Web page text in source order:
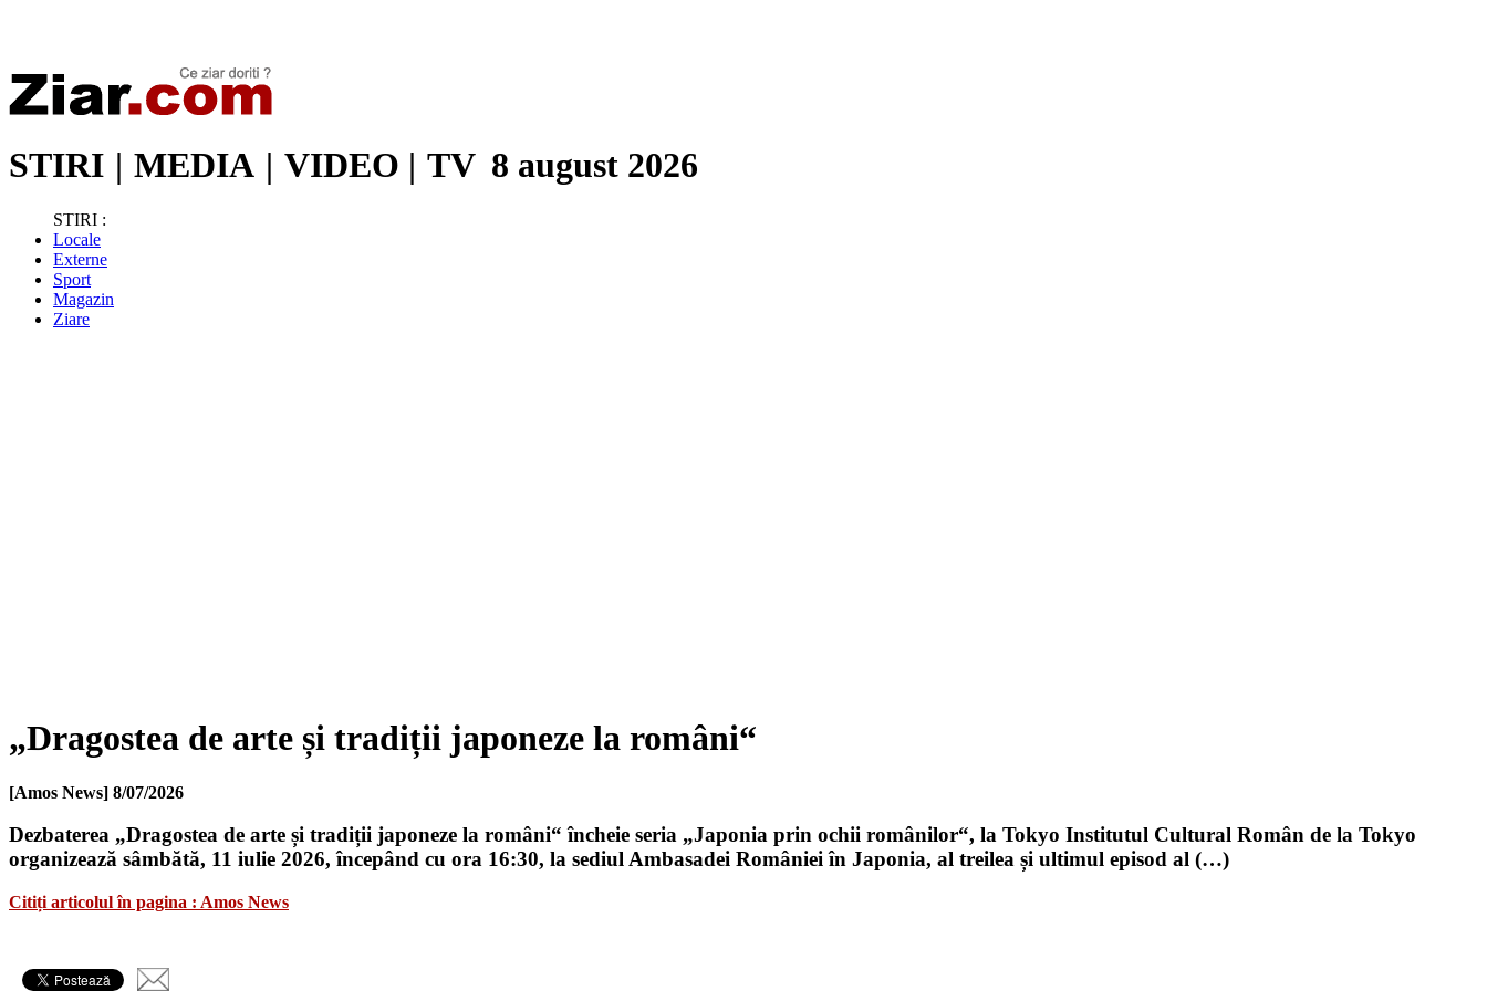
STIRI | MEDIA | VIDEO | TV 8 august 2026
STIRI :
Locale
Externe
Sport
Magazin
Ziare
„Dragostea de arte și tradiții japoneze la români“
[Amos News] 8/07/2026
Dezbaterea „Dragostea de arte și tradiții japoneze la români“ încheie seria „Japonia prin ochii românilor“, la Tokyo Institutul Cultural Român de la Tokyo
organizează sâmbătă, 11 iulie 2026, începând cu ora 16:30, la sediul Ambasadei României în Japonia, al treilea și ultimul episod al (…)
Citiți articolul în pagina : Amos News